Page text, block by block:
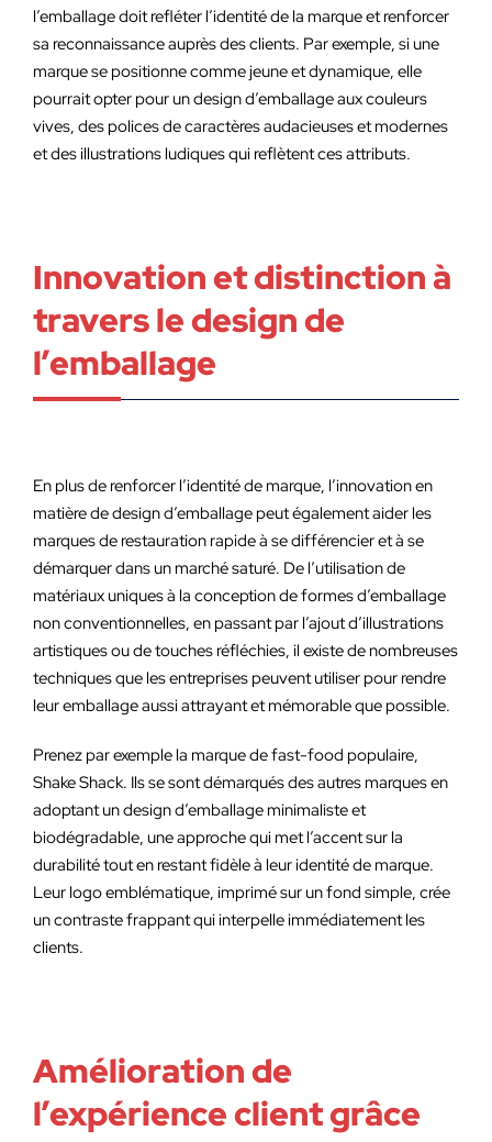
l’emballage doit refléter l’identité de la marque et renforcer
sa reconnaissance auprès des clients. Par exemple, si une
marque se positionne comme jeune et dynamique, elle
pourrait opter pour un design d’emballage aux couleurs
vives, des polices de caractères audacieuses et modernes
et des illustrations ludiques qui reflètent ces attributs.
Innovation et distinction à
travers le design de
l’emballage
En plus de renforcer l’identité de marque, l’innovation en
matière de design d’emballage peut également aider les
marques de restauration rapide à se différencier et à se
démarquer dans un marché saturé. De l’utilisation de
matériaux uniques à la conception de formes d’emballage
non conventionnelles, en passant par l’ajout d’illustrations
artistiques ou de touches réfléchies, il existe de nombreuses
techniques que les entreprises peuvent utiliser pour rendre
leur emballage aussi attrayant et mémorable que possible.
Prenez par exemple la marque de fast-food populaire,
Shake Shack. Ils se sont démarqués des autres marques en
adoptant un design d’emballage minimaliste et
biodégradable, une approche qui met l’accent sur la
durabilité tout en restant fidèle à leur identité de marque.
Leur logo emblématique, imprimé sur un fond simple, crée
un contraste frappant qui interpelle immédiatement les
clients.
Amélioration de
l’expérience client grâce